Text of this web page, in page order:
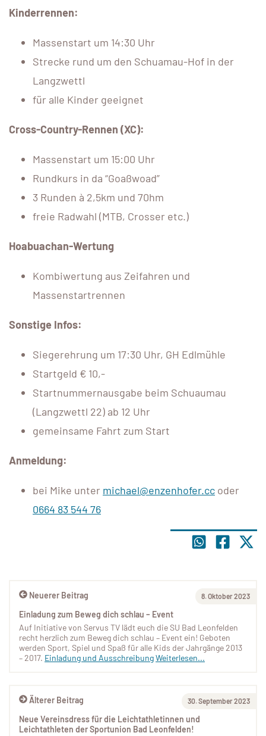
Kinderrennen:
Massenstart um 14:30 Uhr
Strecke rund um den Schuamau-Hof in der
Langzwettl
für alle Kinder geeignet
Cross-Country-Rennen (XC):
Massenstart um 15:00 Uhr
Rundkurs in da “Goaßwoad”
3 Runden à 2,5km und 70hm
freie Radwahl (MTB, Crosser etc.)
Hoabuachan-Wertung
Kombiwertung aus Zeifahren und
Massenstartrennen
Sonstige Infos:
Siegerehrung um 17:30 Uhr, GH Edlmühle
Startgeld € 10,-
Startnummernausgabe beim Schuaumau
(Langzwettl 22) ab 12 Uhr
gemeinsame Fahrt zum Start
Anmeldung:
bei Mike unter michael@enzenhofer.cc oder
0664 83 544 76
Älterer Beitrag 30. September 2023
Neue Vereinsdress für die Leichtathletinnen und
Leichtathleten der Sportunion Bad Leonfelden!
Neuerer Beitrag 8. Oktober 2023
Einladung zum Beweg dich schlau – Event
Auf Initiative von Servus TV lädt euch die SU Bad Leonfelden
recht herzlich zum Beweg dich schlau – Event ein! Geboten
werden Sport, Spiel und Spaß für alle Kids der Jahrgänge 2013
– 2017. Einladung und AusschreibungWeiterlesen...